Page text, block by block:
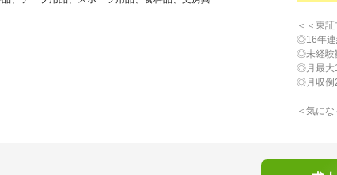
＜＜東
◎16年連
◎未経験
◎月最大
◎月収例
＜気に